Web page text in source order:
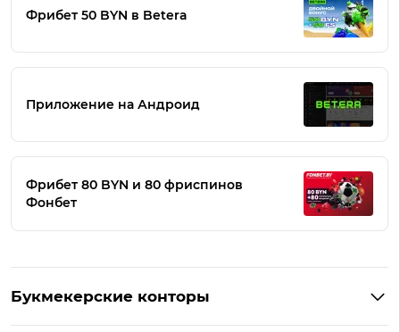
Фрибет 50 BYN в Betera
Приложение на Андроид
Фрибет 80 BYN и 80 фриспинов
Фонбет
Букмекерские конторы